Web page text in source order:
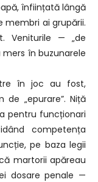
înființată lângă
membri ai grupării.
Veniturile — „de
mers în buzunarele
în joc au fost,
„epurare”. Niță
pentru funcționari
competența
pe baza legii
martorii apăreau
dosare penale —